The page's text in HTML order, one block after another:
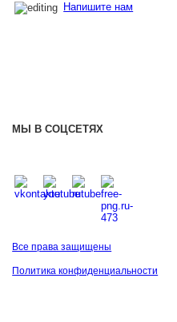
Напишите нам
МЫ В СОЦСЕТЯХ
Все права защищены
Политика конфиденциальности